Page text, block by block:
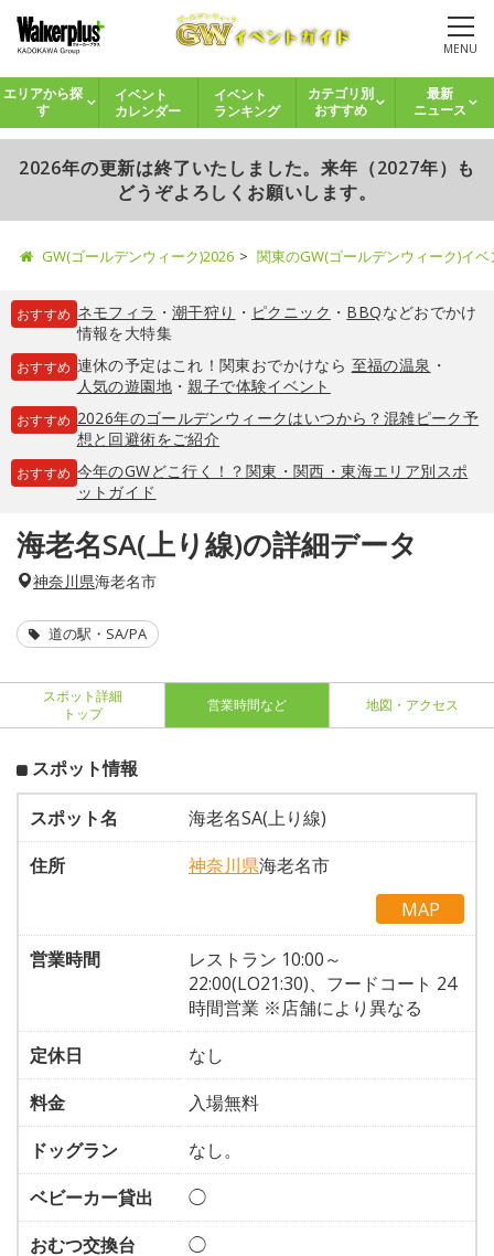
MENU
エリアから探
す
イベント
カレンダー
イベント
ランキング
カテゴリ別
おすすめ
最新
ニュース
2026年の更新は終了いたしました。来年（2027年）も
どうぞよろしくお願いします。
GW(ゴールデンウィーク)2026 関東のGW(ゴールデンウィーク)イ
おすすめ ネモフィラ ・ 潮干狩り ・ ピクニック ・ BBQなどおでかけ
情報を大特集
おすすめ 連休の予定はこれ！関東おでかけなら 至福の温泉 ・
人気の遊園地・親子で体験イベント
おすすめ 2026年のゴールデンウィークはいつから？混雑ピーク予
想と回避術をご紹介
おすすめ 今年のGWどこ行く！？関東・関西・東海エリア別スポ
ットガイド
海老名SA(上り線)の詳細データ
神奈川県海老名市
道の駅・SA/PA
スポット詳細
トップ
営業時間など 地図・アクセス
スポット情報
スポット名
海老名SA(上り線)
住所
神奈川県海老名市
MAP
営業時間
レストラン 10:00～
22:00(LO21:30)、フードコート 24
時間営業 ※店舗により異なる
定休日
なし
料金
入場無料
ドッグラン
なし。
ベビーカー貸出
◯
おむつ交換台
◯